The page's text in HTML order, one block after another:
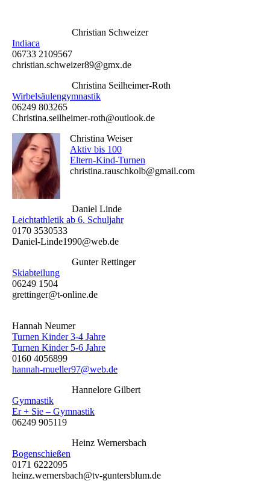
Christian Schweizer
Indiaca
06733 2109567
christian.schweizer89@gmx.de
Christina Seilheimer-Roth
Wirbelsäulengymnastik
06249 803265
Christina.seilheimer-roth@outlook.de
Christina Weiser
Aktiv bis 100
Eltern-Kind-Turnen
christina.rauschkolb@gmail.com
Daniel Linde
Leichtathletik ab 6. Schuljahr
0170 3530533
Daniel-Linde1990@web.de
Gunter Rettinger
Skiabteilung
06249 1504
grettinger@t-online.de
Hannah Neumer
Turnen Kinder 3-4 Jahre
Turnen Kinder 5-6 Jahre
0160 4056899
hannah-mueller97@web.de
Hannelore Gilbert
Gymnastik
Er + Sie – Gymnastik
06249 905119
Heinz Wernersbach
Bogenschießen
0171 6222095
heinz.wernersbach@tv-guntersblum.de